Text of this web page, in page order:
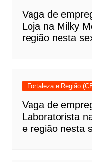
Vaga de
Loja na Milky
região nesta
Fortaleza e Região
Vaga de
Laboratorista
e região nesta